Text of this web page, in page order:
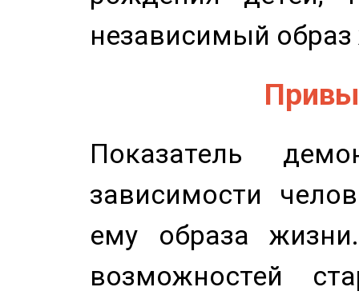
независимый
Показатель
зависимости
ему образа
возможностей